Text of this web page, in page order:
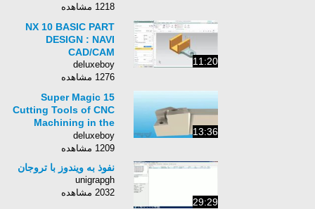
1218 مشاهده
11:20
NX 10 BASIC PART
DESIGN : NAVI
CAD/CAM
deluxeboy
1276 مشاهده
13:36
15 Super Magic
Cutting Tools of CNC
Machining in the
world 2016
deluxeboy
1209 مشاهده
29:29
نفوذ به ویندوز با تروجان
unigrapgh
2032 مشاهده